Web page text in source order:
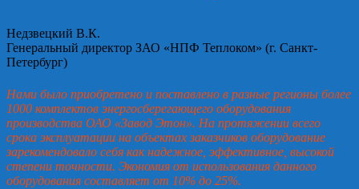
Недзвецкий В.К.
Генеральный директор ЗАО «НПФ Теплоком» (г. Санкт-
Петербург)
Нами было приобретено и поставлено в разные регионы более
1000 комплектов энергосберегающего оборудования
производства ОАО «Завод Этон». На протяжении всего
срока эксплуатации на объектах заказчиков оборудование
зарекомендовало себя как надежное, эффективное, высокой
степени точности. Экономия от использования данного
оборудования составляет от 10% до 25%.